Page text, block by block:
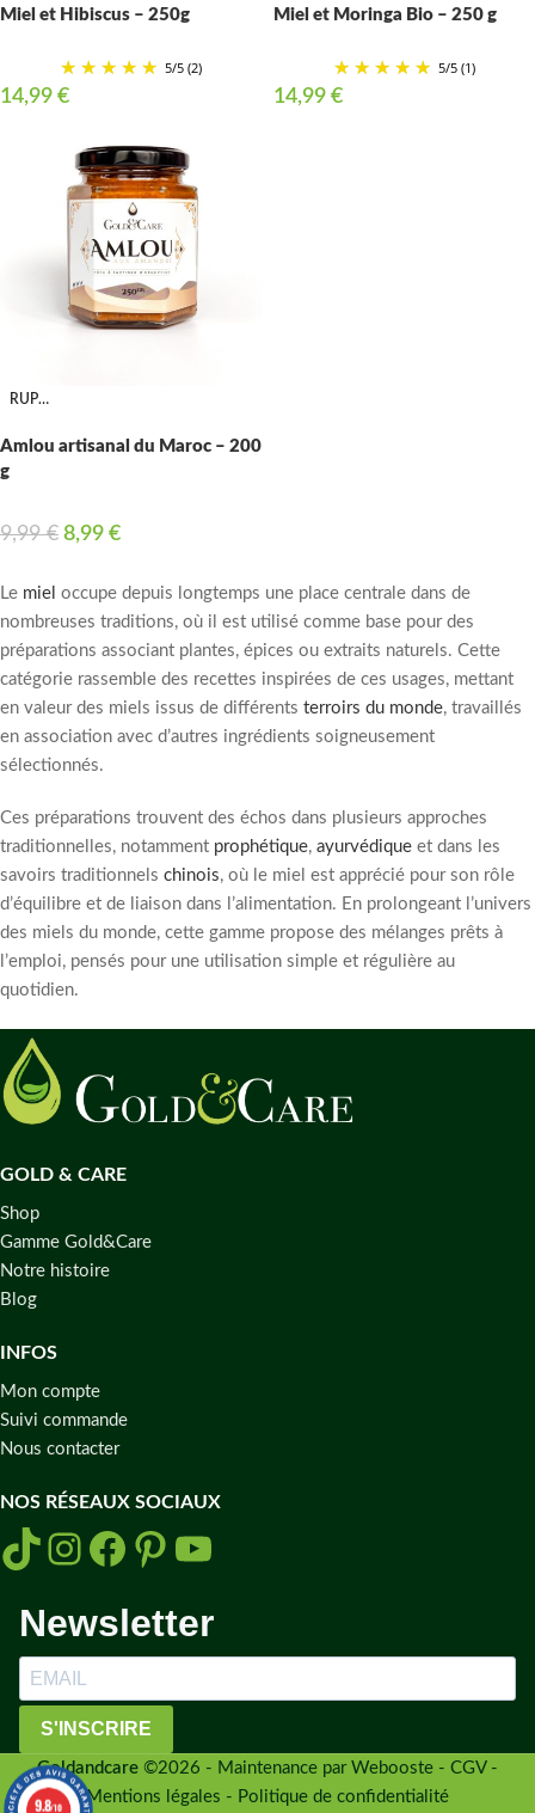
Miel et Hibiscus – 250g
5/5 (2)
14,99 €
Miel et Moringa Bio – 250 g
5/5 (1)
14,99 €
RUPTURE
Amlou artisanal du Maroc – 200
g
9,99€ 8,99 €
Le miel occupe depuis longtemps une place centrale dans de
nombreuses traditions, où il est utilisé comme base pour des
préparations associant plantes, épices ou extraits naturels. Cette
catégorie rassemble des recettes inspirées de ces usages, mettant
en valeur des miels issus de différents terroirs du monde, travaillés
en association avec d’autres ingrédients soigneusement
sélectionnés.
Ces préparations trouvent des échos dans plusieurs approches
traditionnelles, notamment prophétique, ayurvédique et dans les
savoirs traditionnels chinois, où le miel est apprécié pour son rôle
d’équilibre et de liaison dans l’alimentation. En prolongeant l’univers
des miels du monde, cette gamme propose des mélanges prêts à
l’emploi, pensés pour une utilisation simple et régulière au
quotidien.
GOLD & CARE
Shop
Gamme Gold&Care
Notre histoire
Blog
INFOS
Mon compte
Suivi commande
Nous contacter
NOS RÉSEAUX SOCIAUX
Newsletter
S'INSCRIRE
Goldandcare ©2026 - Maintenance par Webooste - CGV -
Mentions légales - Politique de confidentialité
9.8/10